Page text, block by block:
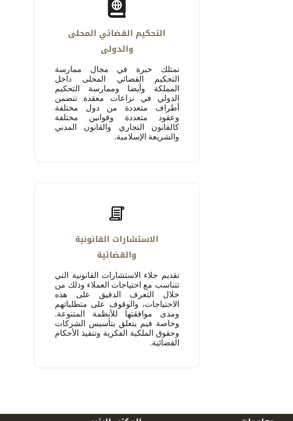
التحكيم القضائي المحلى
والدولى
نمتلك خبرة في مجال ممارسة
التحكيم القضائي المحلى داخل
المملكة وأيضا وممارسة التحكيم
الدولي في نزاعات معقدة تتضمن
أطراف متعددة من دول ‏مختلفة
وعقود متعددة وقوانين مختلفة
كالقانون التجاري والقانون المدني
والشريعة الإسلامية.
الاستشارات القانونية
والقضائية
تقديم جلاء الاستشارات القانونية التي
تتناسب مع احتياجات العملاء وذلك من
خلال التعرف الدقيق على هذه
الاحتياجات، ‏والوقوف على متطلباتهم
ومدى موافقتها للأنظمة المتنوعة.
وخاصة فيم يتعلق بتأسيس الشركات
وحقوق الملكية الفكرية وتنفيذ الأحكام
القضائية.